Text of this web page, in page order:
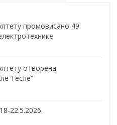
промовисано 49
отворена
Тесле“
22.5.2026.